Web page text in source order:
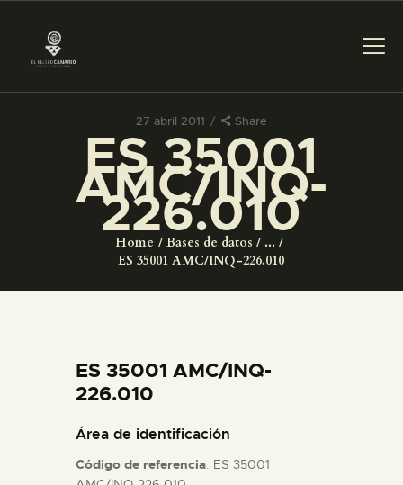
27 abril 2011 Share
ES 35001
AMC/INQ-
226.010
Home Bases de datos
...
ES 35001 AMC/INQ-226.010
PREPARAR LA VISITA
ACTIVIDADES
COLECCIONES
ESPAÑOL
ES 35001 AMC/INQ-
226.010
Área de identificación
Código de referencia: ES 35001